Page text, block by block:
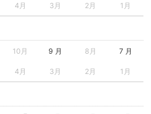
4月 3月 2月 1月
10月 9 月 8月 7 月
4月 3月 2月 1月